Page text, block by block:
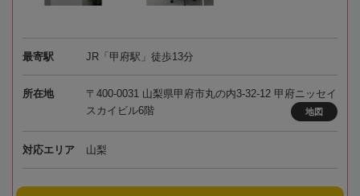
最寄駅 JR「甲府駅」徒歩13分
所在地
〒400-0031 山梨県甲府市丸の内3-32-12 甲府ニッセイ
スカイビル6階
地図
対応エリア 山梨